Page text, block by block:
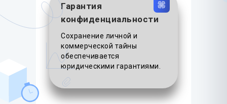
Гарантия
конфиденциальности
Сохранение личной и
коммерческой тайны
обеспечивается
юридическими гарантиями.